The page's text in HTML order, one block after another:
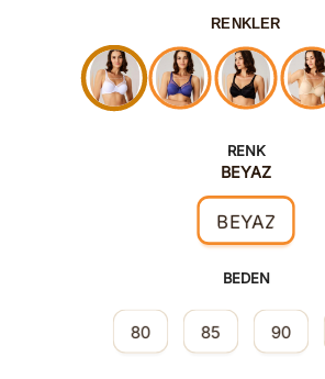
RENKLER
RENK
BEYAZ
BEYAZ
BEDEN
80 85 90